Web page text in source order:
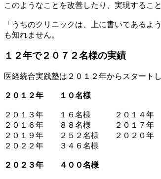
このようなことを改善したり、実現すること
「うちのクリニックは、上に書いてある
も知れません。
１２年で２０７２名様の実績
医経統合実践塾は２０１２年からスタートし
２０１２年 １０名様
２０１３年 １６名様 ２０１４
２０１６年 ８８名様 ２０１７
２０１９年 ２５２名様 ２０２０
２０２２年 ３４６名様
２０２３年 ４００名様